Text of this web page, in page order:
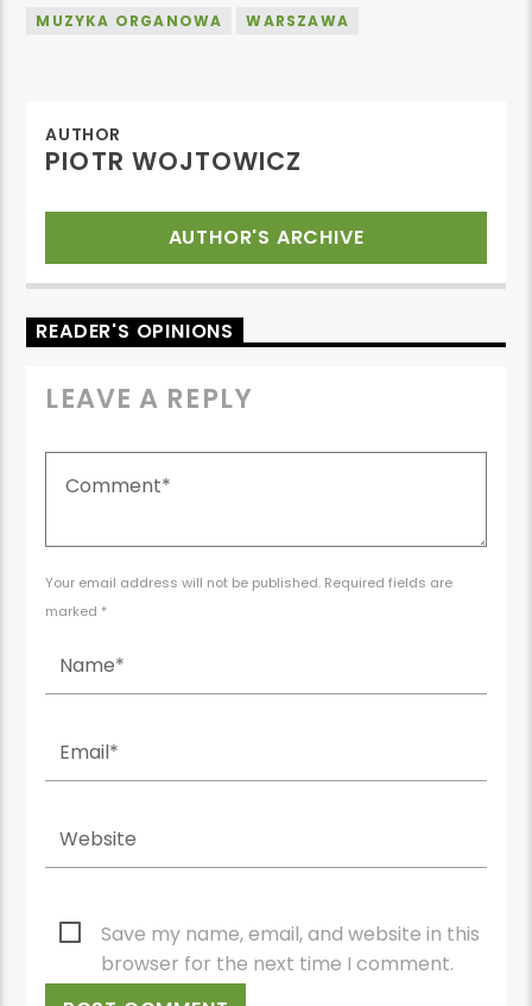
MUZYKA ORGANOWA WARSZAWA
AUTHOR
PIOTR WOJTOWICZ
AUTHOR'S ARCHIVE
READER'S OPINIONS
LEAVE A REPLY
Your email address will not be published. Required fields are
marked *
Save my name, email, and website in this
browser for the next time I comment.